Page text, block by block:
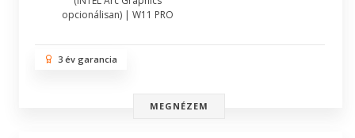
opcionálisan) | W11 PRO
3 év garancia
MEGNÉZEM